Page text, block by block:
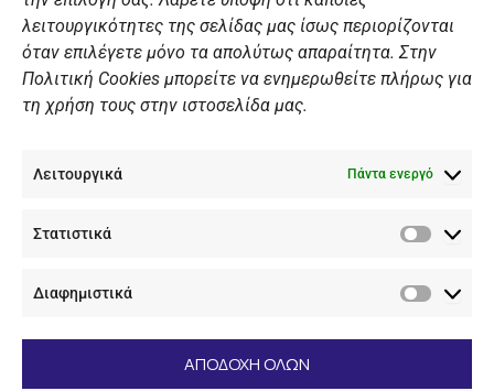
λειτουργικότητες της σελίδας μας ίσως περιορίζονται
όταν επιλέγετε μόνο τα απολύτως απαραίτητα. Στην
Πολιτική Cookies μπορείτε να ενημερωθείτε πλήρως για
τη χρήση τους στην ιστοσελίδα μας.
Λειτουργικά Πάντα ενεργό
Στατιστικά
Διαφημιστικά
ΑΠΟΔΟΧΗ ΟΛΩΝ
Πολιτική Ιστοσελίδας
Πολιτική Cookies Iστοσελίδας
Γενική Πολιτική ΝΟΒ
Ενημέρωση Summer Camp
ΕΠΙΚΟΙΝΩΝΊΑ
+30 210 89 62 416